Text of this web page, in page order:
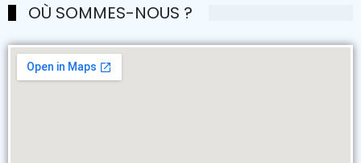
OÙ SOMMES-NOUS ?